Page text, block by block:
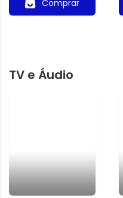
Comprar
TV e Áudio